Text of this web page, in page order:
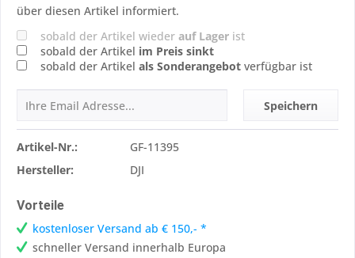
über diesen Artikel informiert.
sobald der Artikel wieder auf Lager ist
sobald der Artikel im Preis sinkt
sobald der Artikel als Sonderangebot verfügbar ist
Speichern
Artikel-Nr.:
GF-11395
Hersteller:
DJI
Vorteile
kostenloser Versand ab € 150,- *
schneller Versand innerhalb Europa